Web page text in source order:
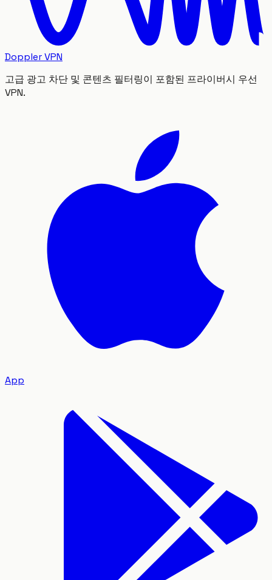
Doppler VPN
고급 광고 차단 및 콘텐츠 필터링이 포함된 프라이버시 우선
VPN.
App